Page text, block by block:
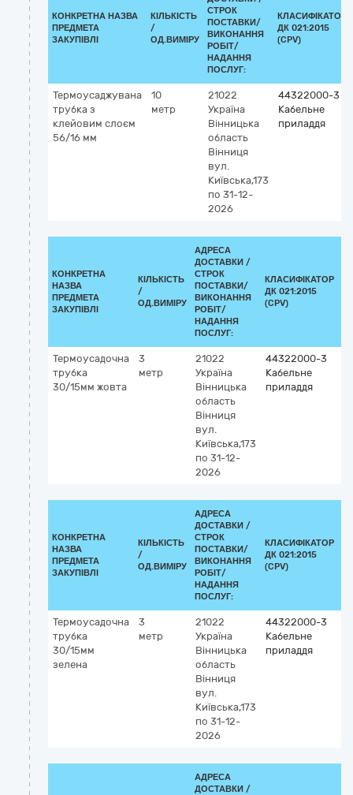
КОНКРЕТНА НАЗВА
ПРЕДМЕТА
ЗАКУПІВЛІ
КІЛЬКІСТЬ
/
ОД.ВИМІРУ
СТРОК
ПОСТАВКИ/
ВИКОНАННЯ
РОБІТ/
НАДАННЯ
ПОСЛУГ:
КЛАСИФІКАТОР
ДК 021:2015
(CPV)
Термоусаджувана
трубка з
клейовим слоєм
56/16 мм
10
метр
21022
Україна
Вінницька
область
Вінниця
вул.
Київська,173
по 31-12-
2026
44322000-3
Кабельне
приладдя
КОНКРЕТНА
НАЗВА
ПРЕДМЕТА
ЗАКУПІВЛІ
КІЛЬКІСТЬ
/
ОД.ВИМІРУ
АДРЕСА
ДОСТАВКИ /
СТРОК
ПОСТАВКИ/
ВИКОНАННЯ
РОБІТ/
НАДАННЯ
ПОСЛУГ:
КЛАСИФІКАТОР
ДК 021:2015
(CPV)
Термоусадочна
трубка
30/15мм жовта
3
метр
21022
Україна
Вінницька
область
Вінниця
вул.
Київська,173
по 31-12-
2026
44322000-3
Кабельне
приладдя
КОНКРЕТНА
НАЗВА
ПРЕДМЕТА
ЗАКУПІВЛІ
КІЛЬКІСТЬ
/
ОД.ВИМІРУ
АДРЕСА
ДОСТАВКИ /
СТРОК
ПОСТАВКИ/
ВИКОНАННЯ
РОБІТ/
НАДАННЯ
ПОСЛУГ:
КЛАСИФІКАТОР
ДК 021:2015
(CPV)
Термоусадочна
трубка
30/15мм
зелена
3
метр
21022
Україна
Вінницька
область
Вінниця
вул.
Київська,173
по 31-12-
2026
44322000-3
Кабельне
приладдя
АДРЕСА
ДОСТАВКИ /